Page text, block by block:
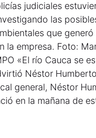
judiciales
las
que generó
la empresa. Foto:
«El río Cauca se
Néstor Humberto
general, Néstor
en la mañana de